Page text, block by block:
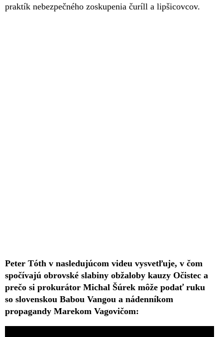
praktík nebezpečného zoskupenia čuríll a lipšicovcov.
Peter Tóth v nasledujúcom videu vysvetľuje, v čom
spočívajú obrovské slabiny obžaloby kauzy Očistec a
prečo si prokurátor Michal Šúrek môže podať ruku
so slovenskou Babou Vangou a nádenníkom
propagandy Marekom Vagovičom: